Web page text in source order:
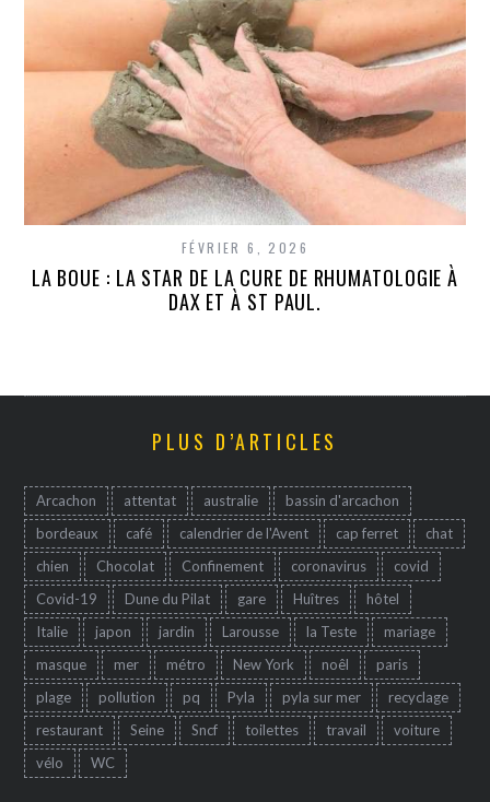
FÉVRIER 6, 2026
LA BOUE : LA STAR DE LA CURE DE RHUMATOLOGIE À
DAX ET À ST PAUL.
PLUS D’ARTICLES
Arcachon attentat australie
bassin d'arcachon
bordeaux
café calendrier de l'Avent cap ferret
chat
chien
Chocolat Confinement coronavirus
covid
Covid-19
Dune du Pilat gare Huîtres
hôtel
Italie
japon jardin Larousse la Teste
mariage
masque
mer métro New York noêl
paris
plage
pollution pq Pyla pyla sur mer
recyclage
restaurant
Seine Sncf toilettes travail
voiture
vélo
WC